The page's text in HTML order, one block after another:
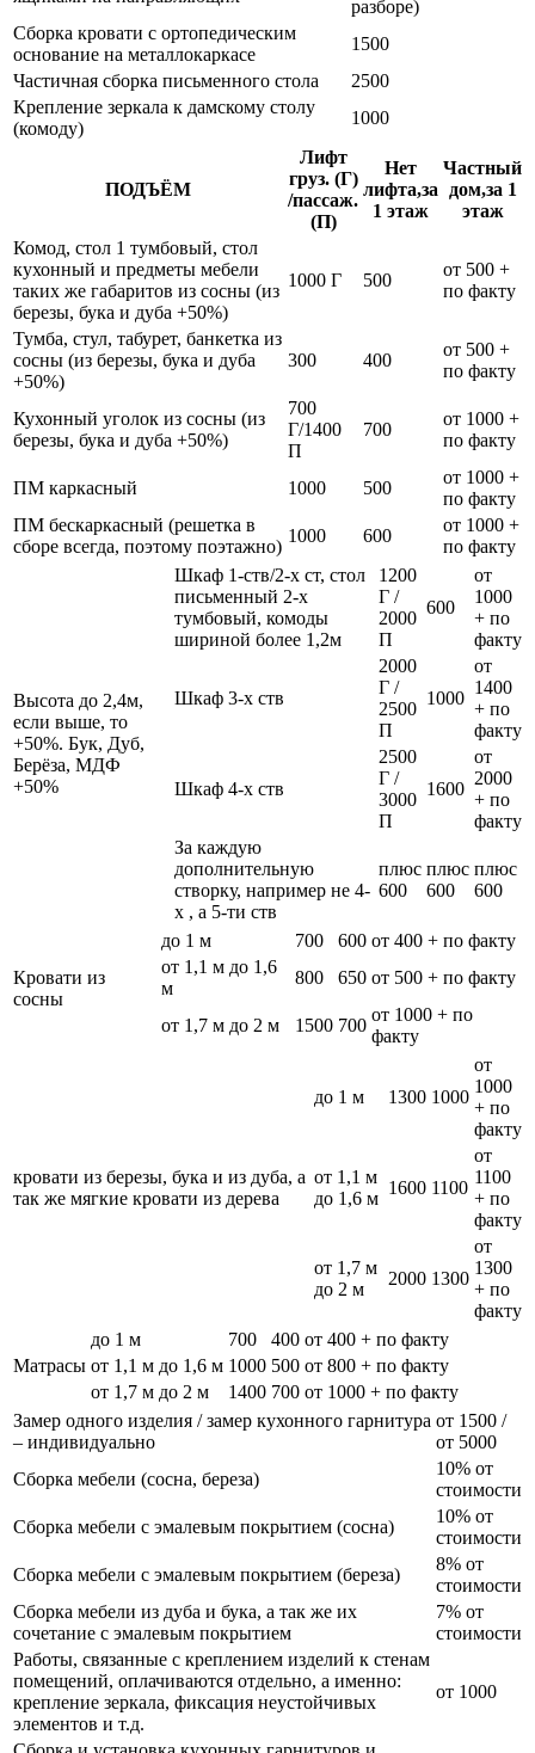
разборе)
Сборка кровати с ортопедическим
основание на металлокаркасе
1500
Частичная сборка письменного стола
2500
Крепление зеркала к дамскому столу
(комоду)
1000
ПОДЪЁМ
Лифт
груз. (Г)
/пассаж.
(П)
Нет
лифта,за
1 этаж
Частный
дом,за 1
этаж
Комод, стол 1 тумбовый, стол
кухонный и предметы мебели
таких же габаритов из сосны (из
березы, бука и дуба +50%)
1000 Г 500
от 500 +
по факту
Тумба, стул, табурет, банкетка из
сосны (из березы, бука и дуба
+50%)
300 400
от 500 +
по факту
Кухонный уголок из сосны (из
березы, бука и дуба +50%)
700
Г/1400
П
700
от 1000 +
по факту
ПМ каркасный 1000 500
от 1000 +
по факту
ПМ бескаркасный (решетка в
сборе всегда, поэтому поэтажно)
1000 600
от 1000 +
по факту
Высота до 2,4м,
если выше, то
+50%. Бук, Дуб,
Берёза, МДФ
+50%
Шкаф 1-ств/2-х ст, стол
письменный 2-х
тумбовый, комоды
шириной более 1,2м
1200
Г /
2000
П
600
от
1000
+ по
факту
Шкаф 3-х ств
2000
Г /
2500
П
1000
от
1400
+ по
факту
Шкаф 4-х ств
2500
Г /
3000
П
1600
от
2000
+ по
факту
За каждую
дополнительную
створку, например не 4-
х , а 5-ти ств
плюс
600
плюс
600
плюс
600
Кровати из
сосны
до 1 м 700 600 от 400 + по факту
от 1,1 м до 1,6
м
800 650 от 500 + по факту
от 1,7 м до 2 м 1500 700
от 1000 + по
факту
кровати из березы, бука и из дуба, а
так же мягкие кровати из дерева
до 1 м 1300 1000
от
1000
+ по
факту
от 1,1 м
до 1,6 м
1600 1100
от
1100
+ по
факту
от 1,7 м
до 2 м
2000 1300
от
1300
+ по
факту
Матрасы
до 1 м 700 400 от 400 + по факту
от 1,1 м до 1,6 м 1000 500 от 800 + по факту
от 1,7 м до 2 м
1400 700 от 1000 + по факту
Замер одного изделия / замер кухонного гарнитура
– индивидуально
от 1500 /
от 5000
Сборка мебели (сосна, береза)
10% от
стоимости
Сборка мебели с эмалевым покрытием (сосна)
10% от
стоимости
Сборка мебели с эмалевым покрытием (береза)
8% от
стоимости
Сборка мебели из дуба и бука, а так же их
сочетание с эмалевым покрытием
7% от
стоимости
Работы, связанные с креплением изделий к стенам
помещений, оплачиваются отдельно, а именно:
крепление зеркала, фиксация неустойчивых
элементов и т.д.
от 1000